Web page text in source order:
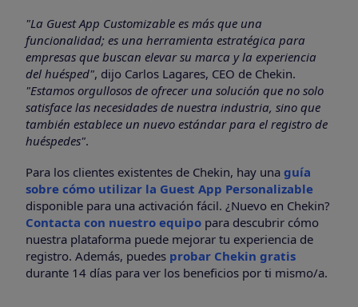
"La Guest App Customizable es más que una
funcionalidad; es una herramienta estratégica para
empresas que buscan elevar su marca y la experiencia
del huésped", dijo Carlos Lagares, CEO de Chekin.
"Estamos orgullosos de ofrecer una solución que no solo
satisface las necesidades de nuestra industria, sino que
también establece un nuevo estándar para el registro de
huéspedes".
Para los clientes existentes de Chekin, hay una guía
sobre cómo utilizar la Guest App Personalizable
disponible para una activación fácil. ¿Nuevo en Chekin?
Contacta con nuestro equipo para descubrir cómo
nuestra plataforma puede mejorar tu experiencia de
registro. Además, puedes probar Chekin gratis
durante 14 días para ver los beneficios por ti mismo/a.